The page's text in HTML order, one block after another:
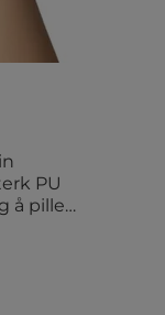
PU
å pille
fordi